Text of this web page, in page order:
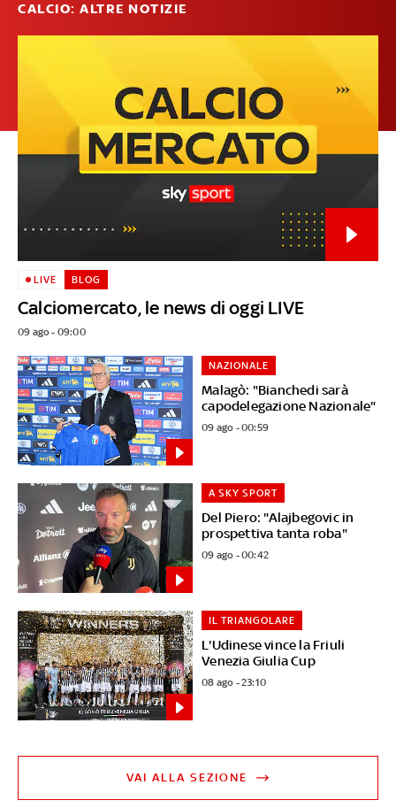
CALCIO: ALTRE NOTIZIE
Calciomercato, le news di oggi LIVE
LIVE BLOG
09 ago - 09:00
Malagò: "Bianchedi sarà
capodelegazione Nazionale"
NAZIONALE
09 ago - 00:59
Del Piero: "Alajbegovic in
prospettiva tanta roba"
A SKY SPORT
09 ago - 00:42
L'Udinese vince la Friuli
Venezia Giulia Cup
IL TRIANGOLARE
08 ago - 23:10
VAI ALLA SEZIONE